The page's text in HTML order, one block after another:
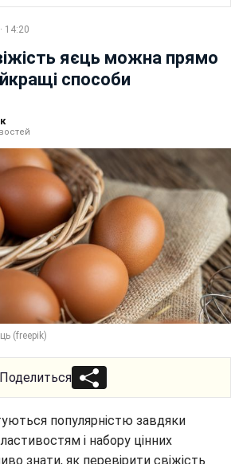
14:20
яєць можна прямо
способи
(freepik)
Поделиться
популярністю завдяки
і набору цінних
знати, як перевірити свіжість